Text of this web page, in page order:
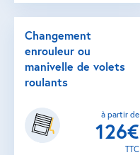
Changement
enrouleur ou
manivelle de volets
roulants
à partir de
126€
TTC